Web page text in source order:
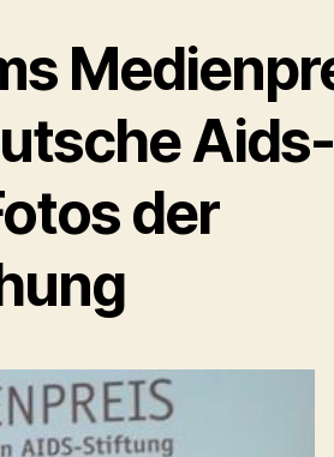
Aids-
der